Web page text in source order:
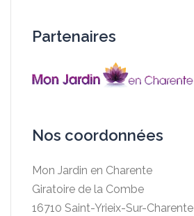
Partenaires
Nos coordonnées
Mon Jardin en Charente
Giratoire de la Combe
16710 Saint-Yrieix-Sur-Charente